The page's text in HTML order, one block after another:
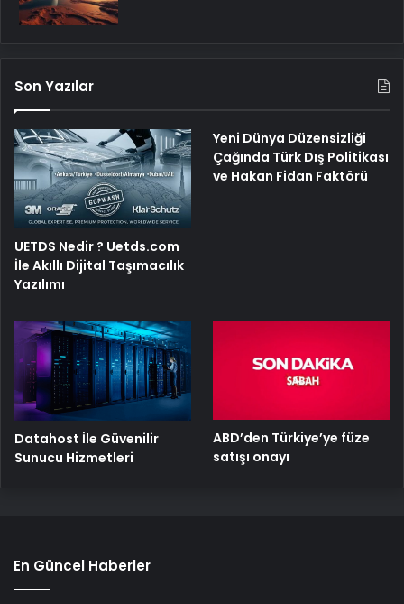
Son Yazılar
UETDS Nedir ? Uetds.com
İle Akıllı Dijital Taşımacılık
Yazılımı
Yeni Dünya Düzensizliği
Çağında Türk Dış Politikası
ve Hakan Fidan Faktörü
Datahost İle Güvenilir
Sunucu Hizmetleri
ABD’den Türkiye’ye füze
satışı onayı
En Güncel Haberler